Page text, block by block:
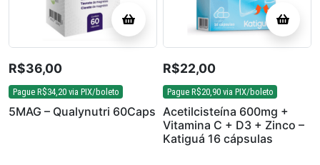
R$36,00
Pague R$34,20 via PIX/boleto
5MAG – Qualynutri 60Caps
R$22,00
Pague R$20,90 via PIX/boleto
Acetilcisteína 600mg +
Vitamina C + D3 + Zinco –
Katiguá 16 cápsulas